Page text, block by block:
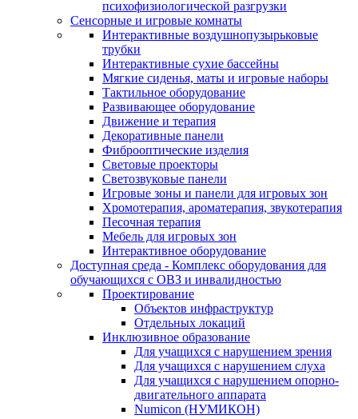
психофизиологической разгрузки
Сенсорные и игровые комнаты
Интерактивные воздушнопузырьковые
трубки
Интерактивные сухие бассейны
Мягкие сиденья, маты и игровые наборы
Тактильное оборудование
Развивающее оборудование
Движение и терапия
Декоративные панели
Фиброоптические изделия
Световые проекторы
Светозвуковые панели
Игровые зоны и панели для игровых зон
Хромотерапия, ароматерапия, звукотерапия
Песочная терапия
Мебель для игровых зон
Интерактивное оборудование
Доступная среда - Комплекс оборудования для
обучающихся с ОВЗ и инвалидностью
Проектирование
Объектов инфраструктур
Отдельных локаций
Инклюзивное образование
Для учащихся с нарушением зрения
Для учащихся с нарушением слуха
Для учащихся с нарушением опорно-
двигательного аппарата
Numicon (НУМИКОН)